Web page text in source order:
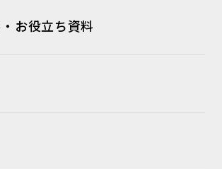
お役立ち資料